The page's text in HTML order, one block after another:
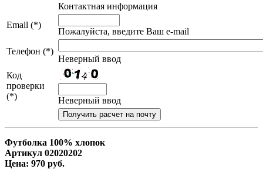
Контактная информация
Email (*)
Пожалуйста, введите Ваш e-mail
Телефон (*)
Неверный ввод
Код
проверки
(*)
Неверный ввод
Футболка 100% хлопок
Артикул 02020202
Цена: 970 руб.